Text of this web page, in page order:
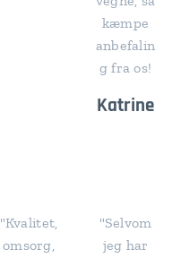
kæmpe
anbefalin
g fra os!
Katrine
"Kvalitet,
omsorg,
"Selvom
jeg har